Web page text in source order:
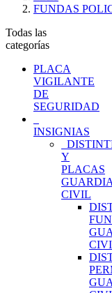
FUNDAS
Todas las
categorías
PLACA
VIGILANTE
DE
SEGURIDAD
INSIGNIAS
Y
PLACAS
GUARDIA
CIVIL